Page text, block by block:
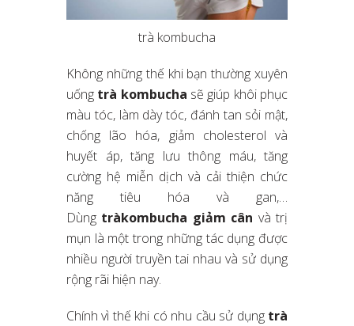
trà kombucha
Không những thế khi bạn thường xuyên
uống trà kombucha sẽ giúp khôi phục
màu tóc, làm dày tóc, đánh tan sỏi mật,
chống lão hóa, giảm cholesterol và
huyết áp, tăng lưu thông máu, tăng
cường hệ miễn dịch và cải thiện chức
năng tiêu hóa và gan,…
Dùng tràkombucha giảm cân và trị
mụn là một trong những tác dụng được
nhiều người truyền tai nhau và sử dụng
rộng rãi hiện nay.
Chính vì thế khi có nhu cầu sử dụng trà